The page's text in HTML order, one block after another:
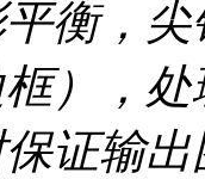
衡，
），
证输